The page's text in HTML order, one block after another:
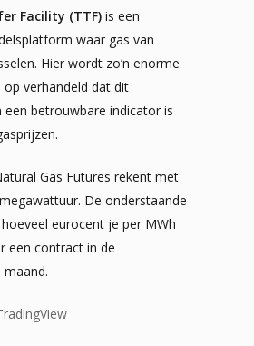
Facility (TTF)is een
waar gas van
Hier wordt zo’n enorme
op verhandeld dat dit
betrouwbare indicator is
Gas Futures rekent met
De onderstaande
eurocent je per MWh
een contract in de